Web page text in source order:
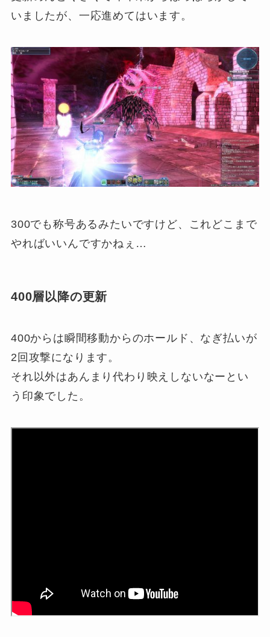
いましたが、一応進めてはいます。
300でも称号あるみたいですけど、これどこまで
やればいいんですかねぇ…
400層以降の更新
400からは瞬間移動からのホールド、なぎ払いが
2回攻撃になります。
それ以外はあんまり代わり映えしないなーとい
う印象でした。